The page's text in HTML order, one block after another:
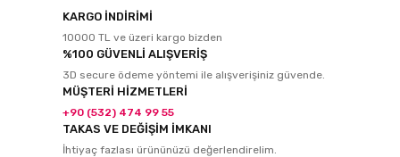
KARGO İNDİRİMİ
10000 TL ve üzeri kargo bizden
%100 GÜVENLİ ALIŞVERİŞ
3D secure ödeme yöntemi ile alışverişiniz güvende.
MÜŞTERİ HİZMETLERİ
+90 (532) 474 99 55
TAKAS VE DEĞİŞİM İMKANI
İhtiyaç fazlası ürününüzü değerlendirelim.